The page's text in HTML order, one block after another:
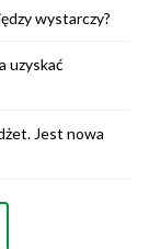
wystarczy?
uzyskać
Jest nowa